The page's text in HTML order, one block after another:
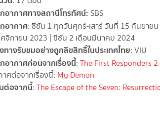
อากาศทางสถานีโทรทัศน์: SBS
อากาศ: ซีซัน 1 ทุกวันศุกร์-เสาร์ วันที่ 15 กันยายน
จิกายน 2023 | ซีซัน 2 เดือนมีนาคม 2024
ทางรับชมอย่างถูกลิขสิทธิ์ในประเทศไทย: VIU
อากาศก่อนจากเรื่องนี้: The First Responders 2
าศต่อจากเรื่องนี้: My Demon
ต่อจากนี้: The Escape of the Seven: